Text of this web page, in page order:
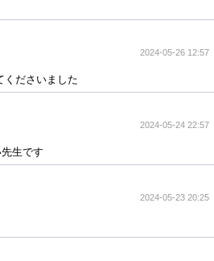
2024-05-26 12:57
くださいました
2024-05-24 22:57
生です
2024-05-23 20:25